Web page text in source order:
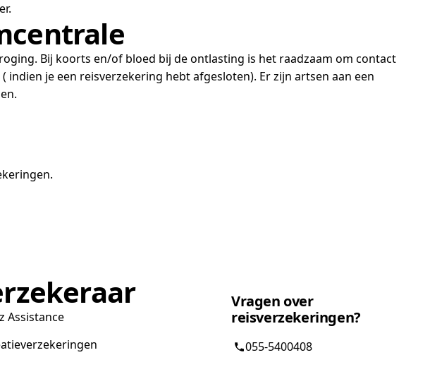
Bij koorts en/of bloed bij de ontlasting is het raadzaam om contact
je een reisverzekering hebt afgesloten). Er zijn artsen aan een
Assistance
Vragen over
reisverzekeringen?
055-5400408